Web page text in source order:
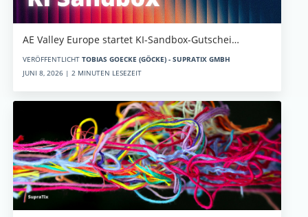
AE Valley Europe startet KI-Sandbox-Gutschei…
VERÖFFENTLICHT TOBIAS GOECKE (GÖCKE) - SUPRATIX GMBH
JUNI 8, 2026 | 2 MINUTEN LESEZEIT